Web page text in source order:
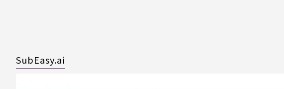
SubEasy.ai